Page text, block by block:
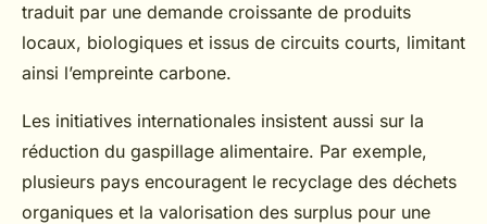
traduit par une demande croissante de produits
locaux, biologiques et issus de circuits courts, limitant
ainsi l’empreinte carbone.
Les initiatives internationales insistent aussi sur la
réduction du gaspillage alimentaire. Par exemple,
plusieurs pays encouragent le recyclage des déchets
organiques et la valorisation des surplus pour une